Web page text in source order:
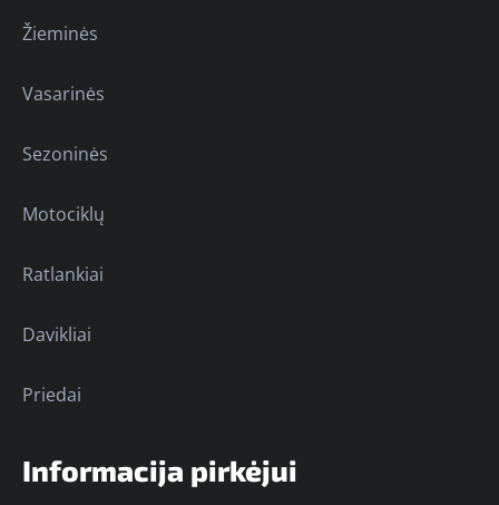
Žieminės
Vasarinės
Sezoninės
Motociklų
Ratlankiai
Davikliai
Priedai
Informacija pirkėjui